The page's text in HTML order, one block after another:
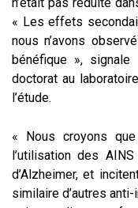
« Les effets
nous n’avons
bénéfique », signale
doctorat au
l’étude.
« Nous croyons
l’utilisation des
d’Alzheimer, et
similaire d’autres